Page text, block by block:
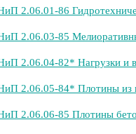
2.06.01-86
2.06.03-85
2.06.04-82* Нагрузки и
2.06.05-84* Плотины из
2.06.06-85 Плотины